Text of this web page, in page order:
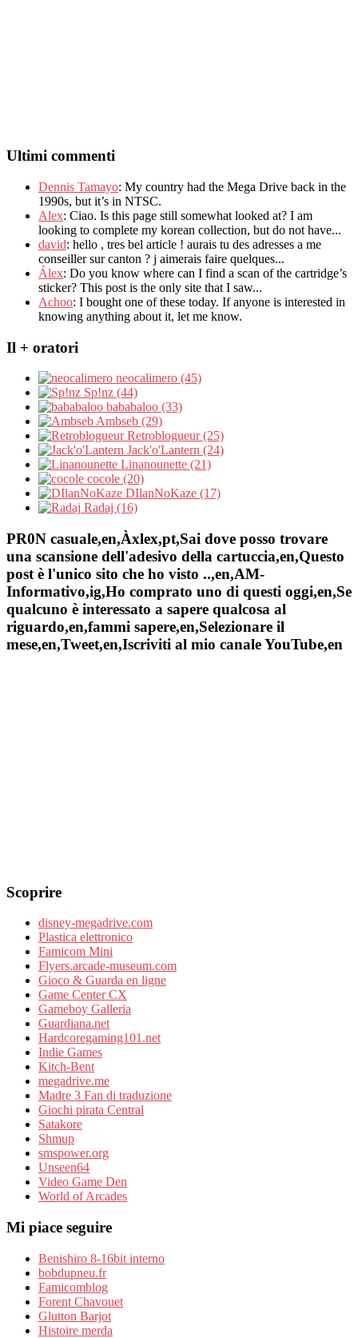
Ultimi commenti
Dennis Tamayo: My country had the Mega Drive back in the
1990s, but it’s in NTSC.
Alex: Ciao. Is this page still somewhat looked at? I am
looking to complete my korean collection, but do not have...
david: hello , tres bel article ! aurais tu des adresses a me
conseiller sur canton ? j aimerais faire quelques...
Álex: Do you know where can I find a scan of the cartridge’s
sticker? This post is the only site that I saw...
Achoo: I bought one of these today. If anyone is interested in
knowing anything about it, let me know.
Il + oratori
neocalimero (45)
Sp!nz (44)
bababaloo (33)
Ambseb (29)
Retroblogueur (25)
Jack'o'Lantern (24)
Linanounette (21)
cocole (20)
DIlanNoKaze (17)
Radaj (16)
PR0N casuale,en,Àxlex,pt,Sai dove posso trovare
una scansione dell'adesivo della cartuccia,en,Questo
post è l'unico sito che ho visto ..,en,AM-
Informativo,ig,Ho comprato uno di questi oggi,en,Se
qualcuno è interessato a sapere qualcosa al
riguardo,en,fammi sapere,en,Selezionare il
mese,en,Tweet,en,Iscriviti al mio canale YouTube,en
Scoprire
disney-megadrive.com
Plastica elettronico
Famicom Mini
Flyers.arcade-museum.com
Gioco & Guarda en ligne
Game Center CX
Gameboy Galleria
Guardiana.net
Hardcoregaming101.net
Indie Games
Kitch-Bent
megadrive.me
Madre 3 Fan di traduzione
Giochi pirata Central
Satakore
Shmup
smspower.org
Unseen64
Video Game Den
World of Arcades
Mi piace seguire
Benishiro 8-16bit interno
bobdupneu.fr
Famicomblog
Forent Chavouet
Glutton Barjot
Histoire merda